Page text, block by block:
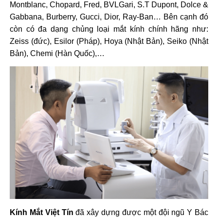
Montblanc, Chopard, Fred, BVLGari, S.T Dupont, Dolce &
Gabbana, Burberry, Gucci, Dior, Ray-Ban… Bên cạnh đó
còn có đa dạng chủng loại mắt kính chính hãng như:
Zeiss (đức), Esilor (Pháp), Hoya (Nhật Bản), Seiko (Nhật
Bản), Chemi (Hàn Quốc),…
Kính Mắt Việt Tín đã xây dựng được một đội ngũ Y Bác